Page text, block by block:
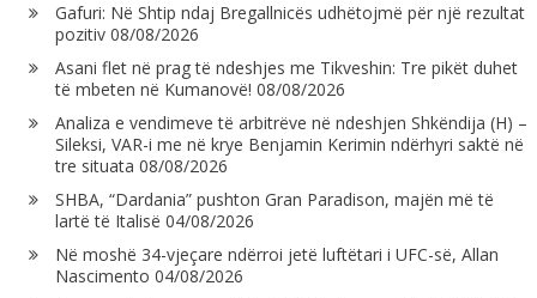
Gafuri: Në Shtip ndaj Bregallnicës udhëtojmë për një rezultat
pozitiv 08/08/2026
Asani flet në prag të ndeshjes me Tikveshin: Tre pikët duhet
të mbeten në Kumanovë! 08/08/2026
Analiza e vendimeve të arbitrëve në ndeshjen Shkëndija (H) –
Sileksi, VAR-i me në krye Benjamin Kerimin ndërhyri saktë në
tre situata 08/08/2026
SHBA, “Dardania” pushton Gran Paradison, majën më të
lartë të Italisë 04/08/2026
Në moshë 34-vjeçare ndërroi jetë luftëtari i UFC-së, Allan
Nascimento 04/08/2026